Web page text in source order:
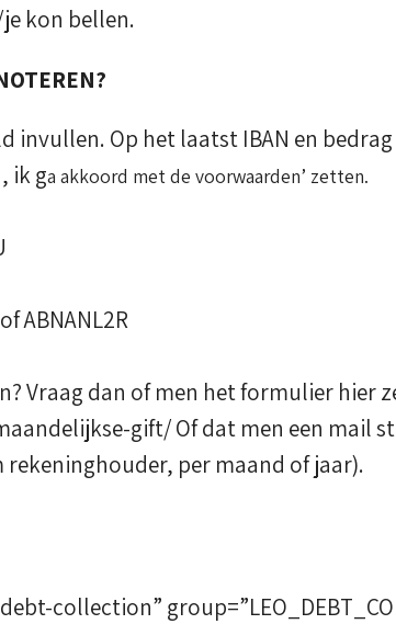
kon bellen.
invullen. Op het laatst IBAN en
ik ga akkoord met de voorwaarden’ zetten.
ABNANL2R
Vraag dan of men het formulier hier
gift/ Of dat men een mail
rekeninghouder, per maand of jaar).
collection”